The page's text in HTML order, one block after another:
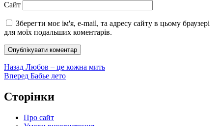
Сайт
Зберегти моє ім'я, e-mail, та адресу сайту в цьому браузері
для моїх подальших коментарів.
Навігація
записів
Назад Попередній
запис:
Любов – це кожна мить
Вперед Наступний
Бабье лето
Сторінки
Про сайт